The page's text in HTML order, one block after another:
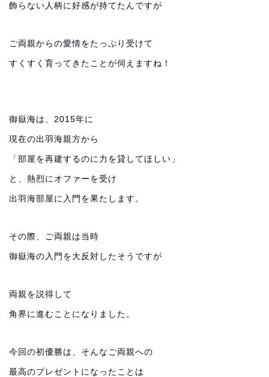
飾らない人柄に好感が持てたんですが
ご両親からの愛情をたっぷり受けて
すくすく育ってきたことが伺えますね！
御嶽海は、2015年に
現在の出羽海親方から
「部屋を再建するのに力を貸してほしい」
と、熱烈にオファーを受け
出羽海部屋に入門を果たします。
その際、ご両親は当時
御嶽海の入門を大反対したそうですが
両親を説得して
角界に進むことになりました。
今回の初優勝は、そんなご両親への
最高のプレゼントになったことは